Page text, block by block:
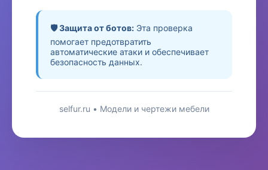
🛡️ Защита от ботов: Эта проверка
помогает предотвратить
автоматические атаки и обеспечивает
безопасность данных.
selfur.ru • Модели и чертежи мебели